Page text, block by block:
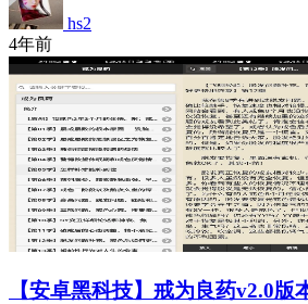
hs2
4年前
【安卓黑科技】戒为良药v2.0版